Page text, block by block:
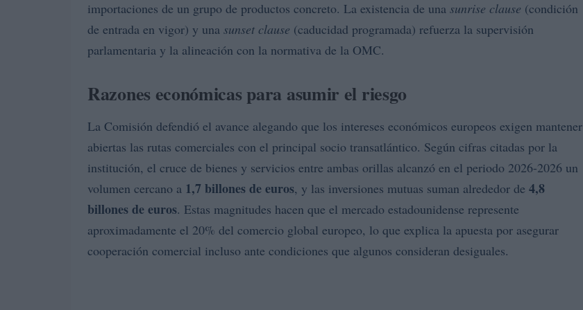
importaciones de un grupo de productos concreto. La existencia de una sunrise clause (condición
de entrada en vigor) y una sunset clause (caducidad programada) refuerza la supervisión
parlamentaria y la alineación con la normativa de la OMC.
Razones económicas para asumir el riesgo
La Comisión defendió el avance alegando que los intereses económicos europeos exigen mantener
abiertas las rutas comerciales con el principal socio transatlántico. Según cifras citadas por la
institución, el cruce de bienes y servicios entre ambas orillas alcanzó en el periodo 2026-2026 un
volumen cercano a 1,7 billones de euros, y las inversiones mutuas suman alrededor de 4,8
billones de euros. Estas magnitudes hacen que el mercado estadounidense represente
aproximadamente el 20% del comercio global europeo, lo que explica la apuesta por asegurar
cooperación comercial incluso ante condiciones que algunos consideran desiguales.